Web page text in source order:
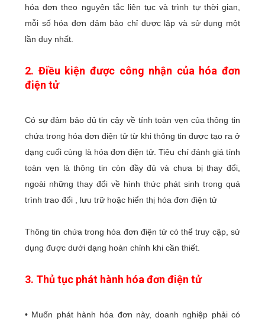
hóa đơn theo nguyên tắc liên tục và trình tự thời gian,
mỗi số hóa đơn đảm bảo chỉ được lập và sử dụng một
lần duy nhất.
2. Điều kiện được công nhận của hóa đơn
điện tử
Có sự đảm bảo đủ tin cậy về tính toàn vẹn của thông tin
chứa trong hóa đơn điện tử từ khi thông tin được tạo ra ở
dạng cuối cùng là hóa đơn điện tử. Tiêu chí đánh giá tính
toàn vẹn là thông tin còn đầy đủ và chưa bị thay đổi,
ngoài những thay đổi về hình thức phát sinh trong quá
trình trao đổi , lưu trữ hoặc hiển thị hóa đơn điện tử
Thông tin chứa trong hóa đơn điện tử có thể truy cập, sử
dụng được dưới dạng hoàn chỉnh khi cần thiết.
3. Thủ tục phát hành hóa đơn điện tử
• Muốn phát hành hóa đơn này, doanh nghiệp phải có